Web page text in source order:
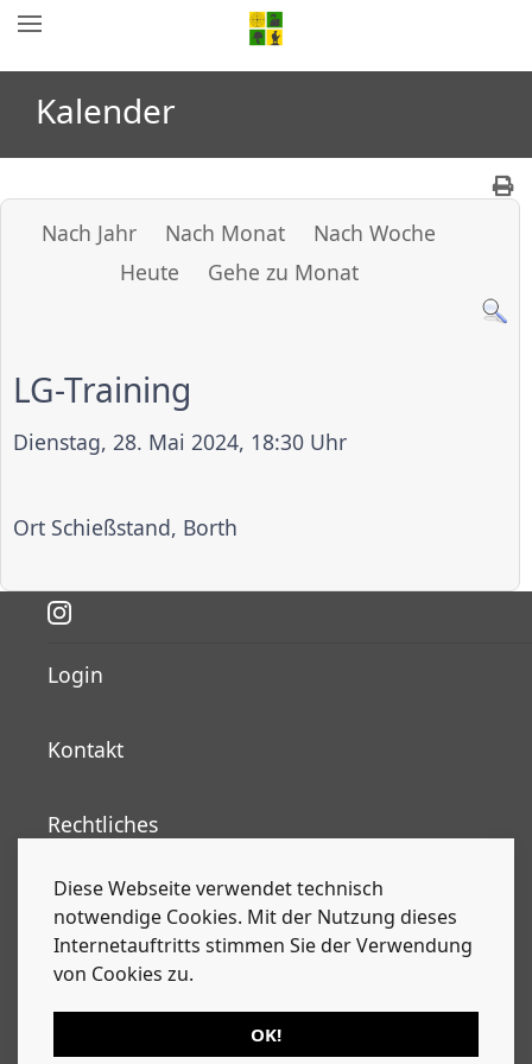
Diese Webseite verwendet technisch
notwendige Cookies. Mit der Nutzung dieses
Internetauftritts stimmen Sie der Verwendung
von Cookies zu.
OK!
Kalender
Nach Jahr Nach Monat
Nach Woche
Heute
Gehe zu Monat
LG-Training
Dienstag, 28. Mai 2024, 18:30 Uhr
Ort Schießstand, Borth
Login
Kontakt
Rechtliches
Nachrichten
Kalender
Alle Inhalte, Fotografien und Grafiken sind
urherberrechtlich geschützt. Alle Rechte liegen beim